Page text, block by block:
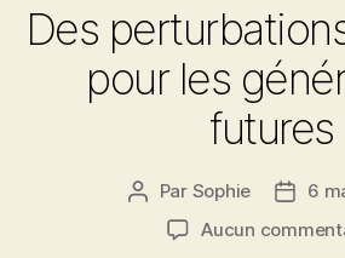
Des
pour les
futures
Auteur
l’article
Par Sophie
Date
6
Aucun